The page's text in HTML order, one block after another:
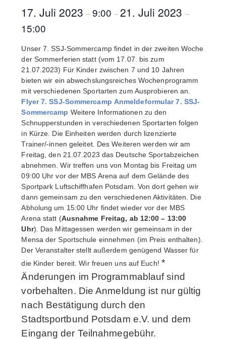
17. Juli 2023–9:00– 21. Juli 2023–
15:00
Unser 7. SSJ-Sommercamp findet in der zweiten Woche
der Sommerferien statt (vom 17.07. bis zum
21.07.2023) Für Kinder zwischen 7 und 10 Jahren
bieten wir ein abwechslungsreiches Wochenprogramm
mit verschiedenen Sportarten zum Ausprobieren an.
Flyer 7. SSJ-Sommercamp Anmeldeformular 7. SSJ-
Sommercamp Weitere Informationen zu den
Schnupperstunden in verschiedenen Sportarten folgen
in Kürze. Die Einheiten werden durch lizenzierte
Trainer/-innen geleitet. Des Weiteren werden wir am
Freitag, den 21.07.2023 das Deutsche Sportabzeichen
abnehmen. Wir treffen uns von Montag bis Freitag um
09:00 Uhr vor der MBS Arena auf dem Gelände des
Sportpark Luftschiffhafen Potsdam. Von dort gehen wir
dann gemeinsam zu den verschiedenen Aktivitäten. Die
Abholung um 15:00 Uhr findet wieder vor der MBS
Arena statt (Ausnahme Freitag, ab 12:00 – 13:00
Uhr). Das Mittagessen werden wir gemeinsam in der
Mensa der Sportschule einnehmen (im Preis enthalten).
Der Veranstalter stellt außerdem genügend Wasser für
die Kinder bereit. Wir freuen uns auf Euch! *
Änderungen im Programmablauf sind
vorbehalten. Die Anmeldung ist nur gültig
nach Bestätigung durch den
Stadtsportbund Potsdam e.V. und dem
Eingang der Teilnahmegebühr.